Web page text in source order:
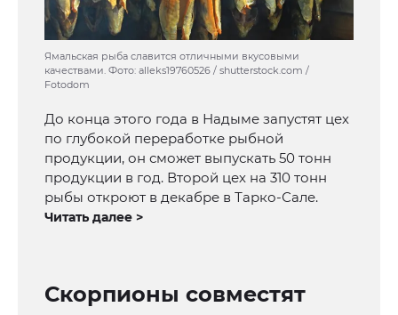
Ямальская рыба славится отличными вкусовыми
качествами. Фото: alleks19760526 / shutterstock.com /
Fotodom
До конца этого года в Надыме запустят цех
по глубокой переработке рыбной
продукции, он сможет выпускать 50 тонн
продукции в год. Второй цех на 310 тонн
рыбы откроют в декабре в Тарко-Сале.
Читать далее >
Скорпионы совместят